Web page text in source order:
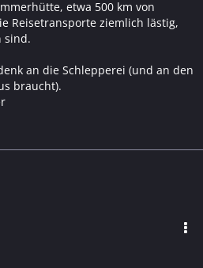
etwa 500 km von
Reisetransporte ziemlich lästig,
sind.
an die Schlepperei (und an den
braucht).